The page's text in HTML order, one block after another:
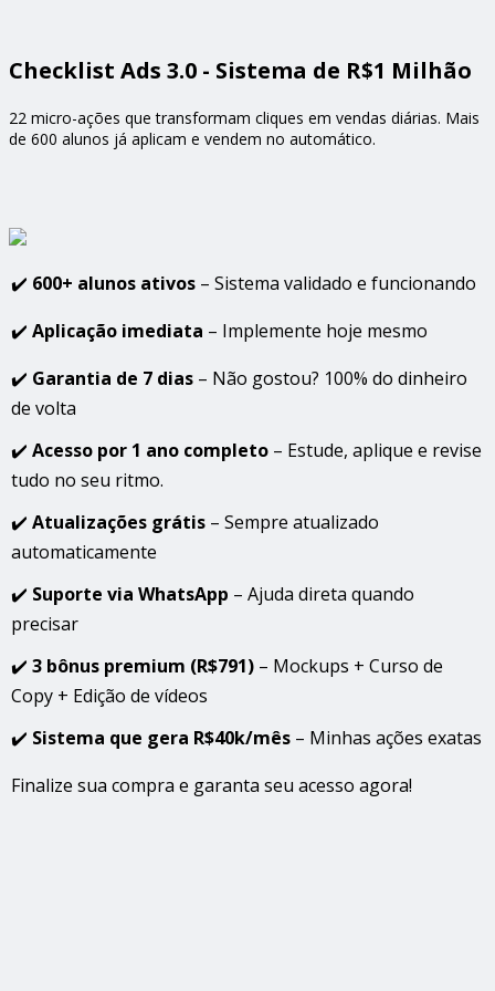
Checklist Ads 3.0 - Sistema de R$1 Milhão
22 micro-ações que transformam cliques em vendas diárias. Mais
de 600 alunos já aplicam e vendem no automático.
✔️ 600+ alunos ativos – Sistema validado e funcionando
✔️ Aplicação imediata – Implemente hoje mesmo
✔️ Garantia de 7 dias – Não gostou? 100% do dinheiro
de volta
✔️ Acesso por 1 ano completo – Estude, aplique e revise
tudo no seu ritmo.
✔️ Atualizações grátis – Sempre atualizado
automaticamente
✔️ Suporte via WhatsApp – Ajuda direta quando
precisar
✔️ 3 bônus premium (R$791) – Mockups + Curso de
Copy + Edição de vídeos
✔️ Sistema que gera R$40k/mês – Minhas ações exatas
Finalize sua compra e garanta seu acesso agora!